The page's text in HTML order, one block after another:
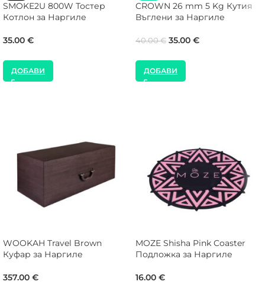
SMOKE2U 800W Тостер
Котлон за Наргиле
35.00 €
ДОБАВИ
CROWN 26 mm 5 Kg Кутия
Въглени за Наргиле
40.00€ 35.00 €
ДОБАВИ
WOOKAH Travel Brown
Куфар за Наргиле
357.00 €
MOZE Shisha Pink Coaster
Подложка за Наргиле
16.00 €